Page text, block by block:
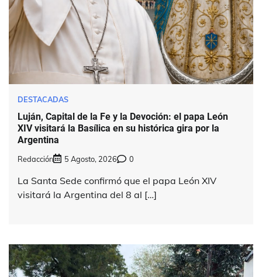
DESTACADAS
Luján, Capital de la Fe y la Devoción: el papa León
XIV visitará la Basílica en su histórica gira por la
Argentina
Redacción 5 Agosto, 2026 0
La Santa Sede confirmó que el papa León XIV
visitará la Argentina del 8 al […]